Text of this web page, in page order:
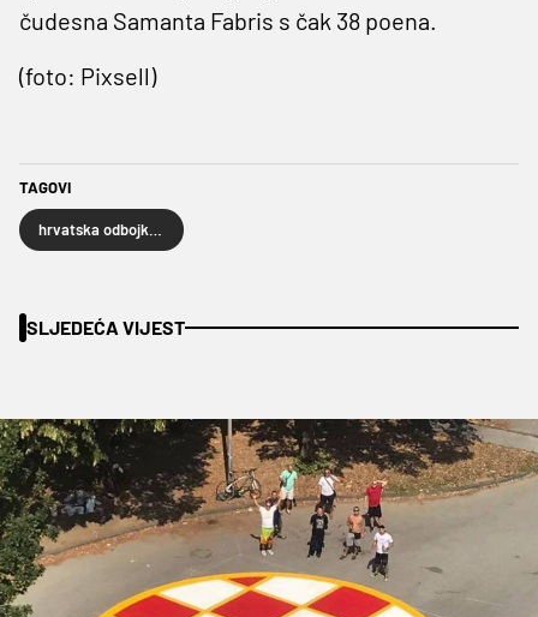
čudesna Samanta Fabris s čak 38 poena.
(foto: Pixsell)
TAGOVI
SLJEDEĆA VIJEST